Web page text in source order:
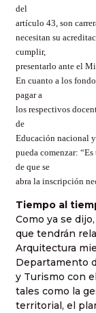
del
artículo 43, son
necesitan su
cumplir,
presentarlo ante el
En cuanto a los
pagar a
los respectivos
de
Educación nacional
pueda comenzar:
de que se
abra la inscripción
Tiempo al
Como ya se
que tendrán
Arquitectura
Departamento
y Turismo con
tales como la
territorial, el